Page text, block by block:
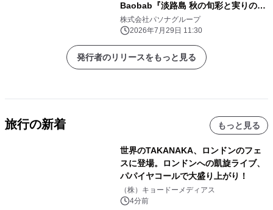
Baobab『淡路島 秋の旬彩と実りの饗
宴コース』9月1日（火）より提供開始
株式会社パソナグループ
2026年7月29日 11:30
発行者のリリースをもっと見る
旅行の新着 もっと見る
世界のTAKANAKA、ロンドンのフェ
スに登場。ロンドンへの凱旋ライブ、
パパイヤコールで大盛り上がり！
（株）キョードーメディアス
4分前